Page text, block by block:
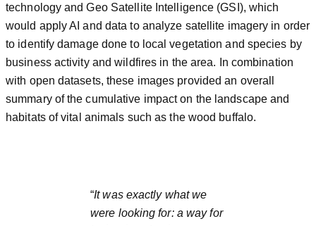
technology and Geo Satellite Intelligence (GSI), which
would apply AI and data to analyze satellite imagery in order
to identify damage done to local vegetation and species by
business activity and wildfires in the area. In combination
with open datasets, these images provided an overall
summary of the cumulative impact on the landscape and
habitats of vital animals such as the wood buffalo.
“It was exactly what we
were looking for: a way for